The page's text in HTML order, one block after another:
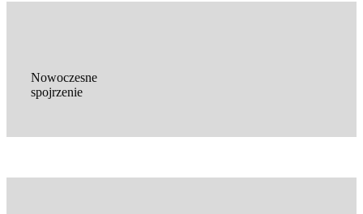
Nowoczesne
spojrzenie